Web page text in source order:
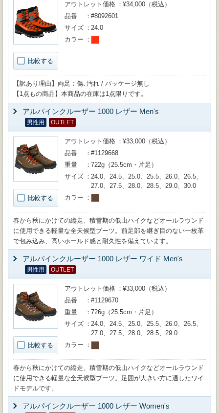
比較する
アウトレット価格
¥34,000（税込）
品番
#8092601
サイズ
24.0
カラー
【訳あり理由】両足：傷､汚れ / パッケージ無し
【1点もの商品】本商品の在庫は1点限りです。
アルパインクルーザー 1000 レザー Men's
男性用 OUTLET
比較する
アウトレット価格
¥33,000（税込）
品番
#1129668
重量
722g（25.5cm・片足）
サイズ
24.0、24.5、25.0、25.5、26.0、26.5、
27.0、27.5、28.0、28.5、29.0、30.0
カラー
春から秋にかけての縦走、積雪期の低山ハイクなどオールラウンド
に使用できる軽量な全天候型ブーツ。前足部を継ぎ目のない一枚革
で包み込み、高いホールド感と耐久性を備えています。
アルパインクルーザー 1000 レザー ワイド Men's
男性用 OUTLET
比較する
アウトレット価格
¥33,000（税込）
品番
#1129670
重量
726g（25.5cm・片足）
サイズ
24.0、24.5、25.0、25.5、26.0、26.5、
27.0、27.5、28.0、28.5、29.0
カラー
春から秋にかけての縦走、積雪期の低山ハイクなどオールラウンド
に使用できる軽量な全天候型ブーツ。足囲が大きい方に適したワイ
ドモデルです。
アルパインクルーザー 1000 レザー Women's